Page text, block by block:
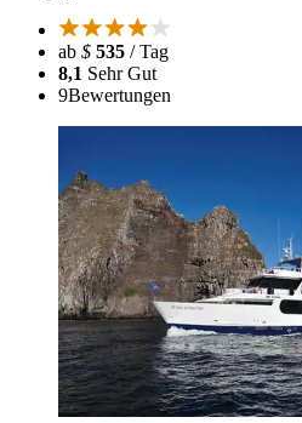
ab $ 535 / Tag
8,1 Sehr Gut
9Bewertungen